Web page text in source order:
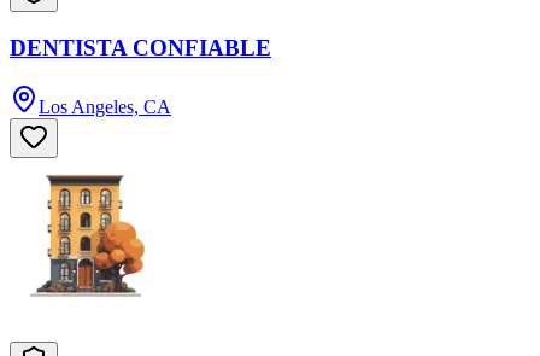
DENTISTA CONFIABLE
Los Angeles, CA